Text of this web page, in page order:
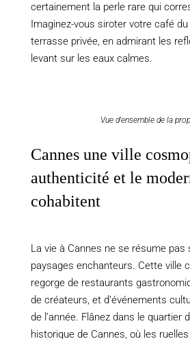
certainement la perle rare qui
Imaginez-vous siroter votre café
terrasse privée, en admirant les
levant sur les eaux calmes.
Vue d'ensemble de la
Cannes une ville
authenticité et le
cohabitent
La vie à Cannes ne se résume pas
paysages enchanteurs. Cette ville
regorge de restaurants
de créateurs, et d’événements
de l’année. Flânez dans le quartier
historique de Cannes, où les